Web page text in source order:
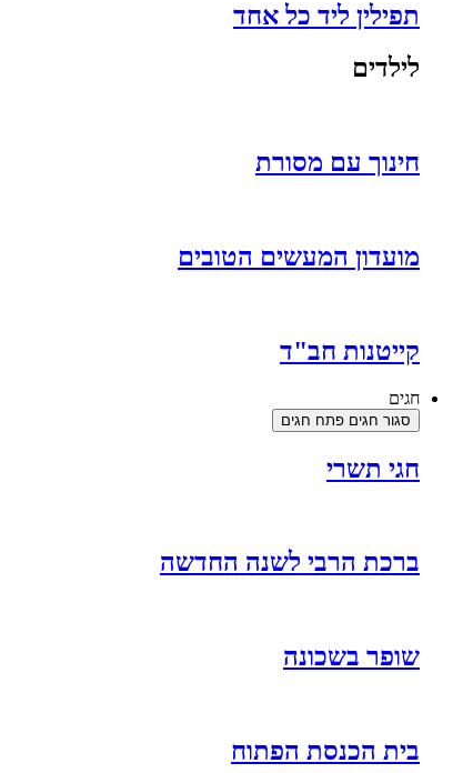
תפילין ליד כל אחד
לילדים
חינוך עם מסורת
מועדון המעשים הטובים
קייטנות חב"ד
חגים
סגור חגים פתח חגים
חגי תשרי
ברכת הרבי לשנה החדשה
שופר בשכונה
בית הכנסת הפתוח